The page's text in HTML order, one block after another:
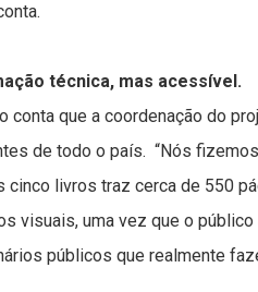
técnica, mas acessível.
conta que a coordenação do
de todo o país. “Nós
cinco livros traz cerca de 550
visuais, uma vez que o
públicos que realmente